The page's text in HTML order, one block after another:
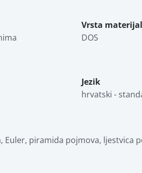
Vrsta
DOS
Jezik
hrvatski -
piramida pojmova, ljestvica